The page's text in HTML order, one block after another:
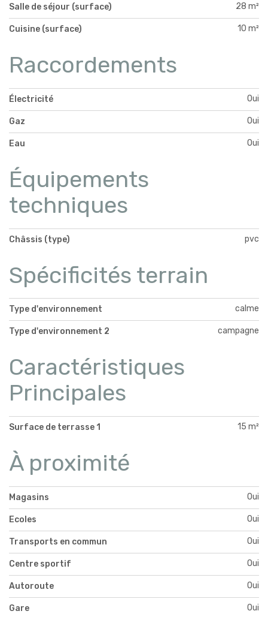
Salle de séjour (surface) 28 m²
Cuisine (surface) 10 m²
Raccordements
Électricité Oui
Gaz Oui
Eau Oui
Équipements
techniques
Châssis (type) pvc
Spécificités terrain
Type d'environnement calme
Type d'environnement 2 campagne
Caractéristiques
Principales
Surface de terrasse 1 15 m²
À proximité
Magasins Oui
Ecoles Oui
Transports en commun Oui
Centre sportif Oui
Autoroute Oui
Gare Oui